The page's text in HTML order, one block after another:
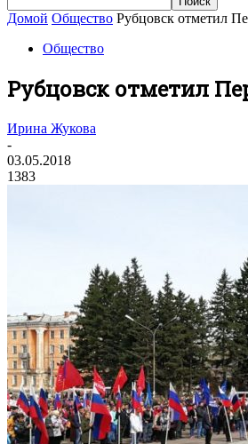
Домой Общество Рубцовск отметил
Общество
Рубцовск отметил
Ирина Жукова
-
03.05.2018
1383